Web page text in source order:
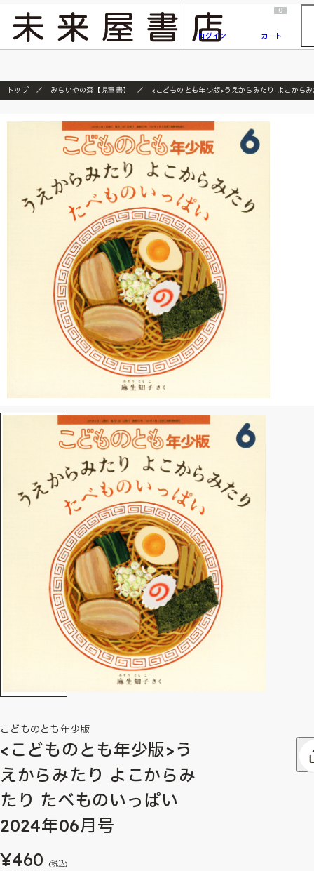
『ONE PIECE magazine 021 ONE PIECEカード付き同梱版』発売延期のご案内
ログイン
0
カート
トップ みらいやの森【児童書】 <こどものとも年少版>うえからみたり よこから
こどものとも年少版
<こどものとも年少版>う
えからみたり よこからみ
たり たべものいっぱい
2024年06月号
¥460 (税込)